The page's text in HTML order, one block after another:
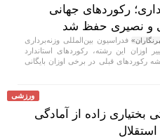
رکورد‌های جهانی
و نصیری حفظ شد
فدراسیون بین‌المللی وزنه‌برداری
اوزان این رشته، رکورد‌های استاندارد
رکورد‌های قبلی در برخی اوزان بایگانی
ورزشی
بختیاری زاده از آمادگی
استقلال